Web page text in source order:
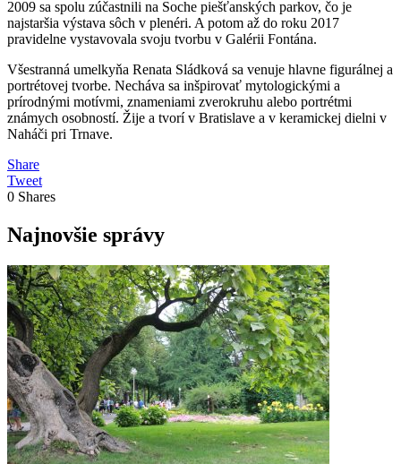
2009 sa spolu zúčastnili na Soche piešťanských parkov, čo je
najstaršia výstava sôch v plenéri. A potom až do roku 2017
pravidelne vystavovala svoju tvorbu v Galérii Fontána.
Všestranná umelkyňa Renata Sládková sa venuje hlavne figurálnej a
portrétovej tvorbe. Necháva sa inšpirovať mytologickými a
prírodnými motívmi, znameniami zverokruhu alebo portrétmi
známych osobností. Žije a tvorí v Bratislave a v keramickej dielni v
Naháči pri Trnave.
Share
Tweet
0 Shares
Najnovšie správy